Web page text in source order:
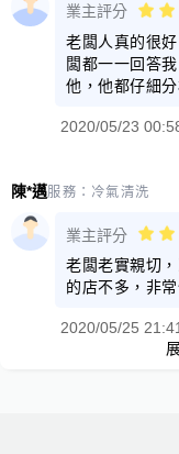
業主評分
老闆人真的很
闆都一一回答
他，他都仔細
2020/05/23
陳*邁服務： 冷氣清洗
業主評分
老闆老實親切
的店不多，非
2020/05/25 21:41